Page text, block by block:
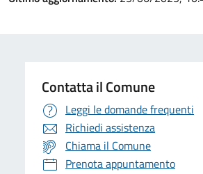
Contatta il Comune
Leggi le domande frequenti
Richiedi assistenza
Chiama il Comune
Prenota appuntamento